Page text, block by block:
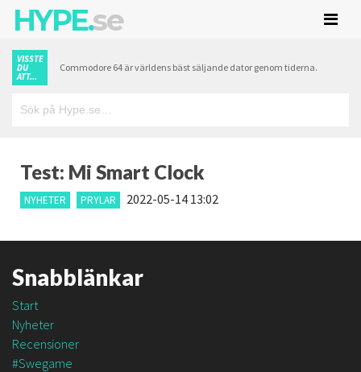
HYPE.se
VISSTE
DU
ATT...
Commodore 64 är världens bäst säljande dator genom tiderna.
Test: Mi Smart Clock
NYHETER PRYLAR 2022-05-14 13:02
Snabblänkar
Start
Nyheter
Recensioner
#Swegame